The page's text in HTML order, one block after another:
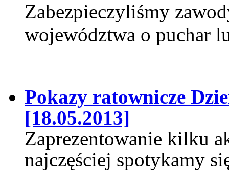
Zabezpieczyliśmy
województwa o puchar
Pokazy ratownicze
[18.05.2013]
Zaprezentowanie kilku
najczęściej spotykamy